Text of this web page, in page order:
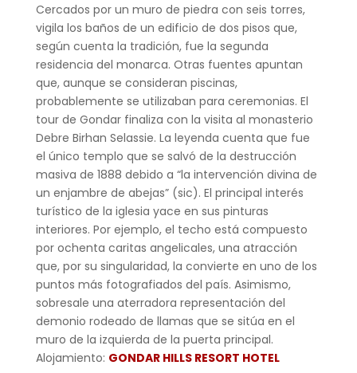
Cercados por un muro de piedra con seis torres,
vigila los baños de un edificio de dos pisos que,
según cuenta la tradición, fue la segunda
residencia del monarca. Otras fuentes apuntan
que, aunque se consideran piscinas,
probablemente se utilizaban para ceremonias. El
tour de Gondar finaliza con la visita al monasterio
Debre Birhan Selassie. La leyenda cuenta que fue
el único templo que se salvó de la destrucción
masiva de 1888 debido a “la intervención divina de
un enjambre de abejas” (sic). El principal interés
turístico de la iglesia yace en sus pinturas
interiores. Por ejemplo, el techo está compuesto
por ochenta caritas angelicales, una atracción
que, por su singularidad, la convierte en uno de los
puntos más fotografiados del país. Asimismo,
sobresale una aterradora representación del
demonio rodeado de llamas que se sitúa en el
muro de la izquierda de la puerta principal.
Alojamiento: GONDAR HILLS RESORT HOTEL